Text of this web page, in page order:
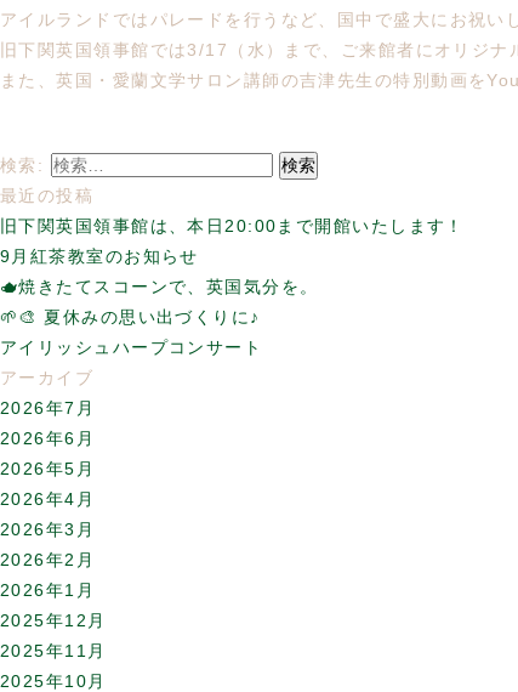
アイルランドではパレードを行うなど、国中で盛大にお祝
旧下関英国領事館では3/17（水）まで、ご来館者にオリジナ
また、英国・愛蘭文学サロン講師の吉津先生の特別動画を
検索:
最近の投稿
旧下関英国領事館は、本日20:00まで開館いたします！
9月紅茶教室のお知らせ
🫖焼きたてスコーンで、英国気分を。
🌱🎨 夏休みの思い出づくりに♪
アイリッシュハープコンサート
アーカイブ
2026年7月
2026年6月
2026年5月
2026年4月
2026年3月
2026年2月
2026年1月
2025年12月
2025年11月
2025年10月